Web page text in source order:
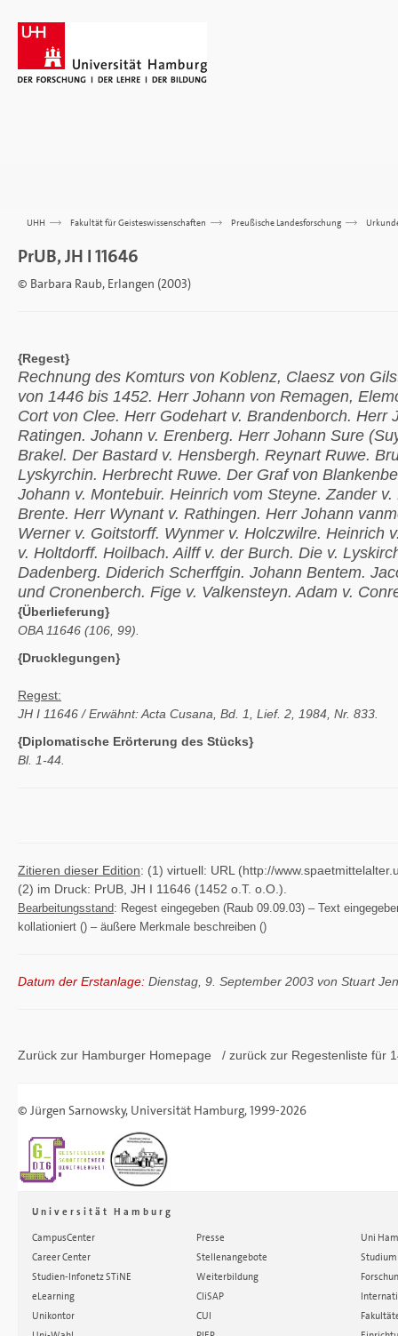
UHH >>> Fakultät für Geisteswissenschaften >>> Preußische Landesforschung >>>
PrUB, JH I 11646
© Barbara Raub, Erlangen (2003)
{Regest}
Rechnung des Komturs von Koblenz, Claesz von
von 1446 bis 1452. Herr Johann von Remagen,
Cort von Clee. Herr Godehart v. Brandenborch.
Ratingen. Johann v. Erenberg. Herr Johann Sure
Brakel. Der Bastard v. Hensbergh. Reynart Ruwe.
Lyskyrchin. Herbrecht Ruwe. Der Graf von
Johann v. Montebuir. Heinrich vom Steyne. Zander
Brente. Herr Wynant v. Rathingen. Herr Johann
Werner v. Goitstorff. Wynmer v. Holczwilre. Heinrich
v. Holtdorff. Hoilbach. Ailff v. der Burch. Die v.
Dadenberg. Diderich Scherffgin. Johann Bentem.
und Cronenberch. Fige v. Valkensteyn. Adam v.
{Überlieferung}
OBA 11646 (106, 99).
{Drucklegungen}
Regest:
JH I 11646 / Erwähnt: Acta Cusana, Bd. 1, Lief. 2, 1984, Nr. 833.
{Diplomatische Erörterung des Stücks}
Bl. 1-44.
Zitieren dieser Edition: (1) virtuell: URL (http://
(2) im Druck: PrUB, JH I 11646 (1452 o.T. o.O.).
Bearbeitungsstand: Regest eingegeben (Raub 09.09.03) – Text
kollationiert () – äußere Merkmale beschreiben ()
Datum der Erstanlage: Dienstag, 9. September 2003 von Stuart
Zurück zur Hamburger Homepage / zurück zur Regestenliste für
© Jürgen Sarnowsky, Universität Hamburg, 1999-2026